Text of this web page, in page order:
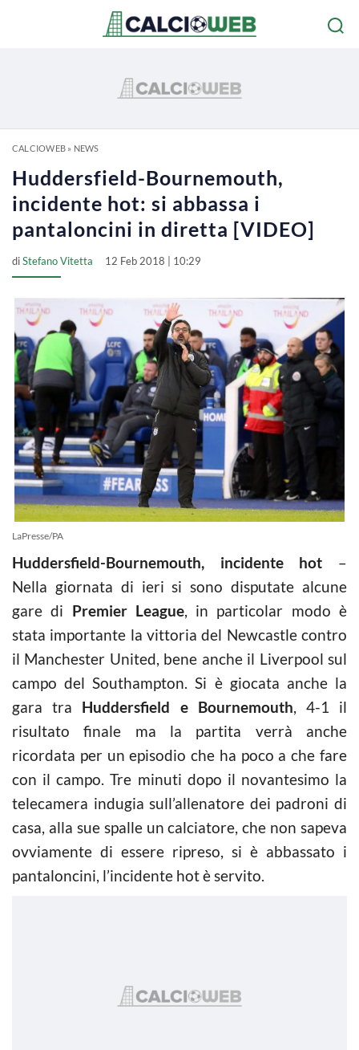
CALCIOWEB» NEWS
Huddersfield-Bournemouth,
incidente hot: si abbassa i
pantaloncini in diretta [VIDEO]
diStefano Vitetta 12 Feb 2018 | 10:29
LaPresse/PA
Huddersfield-Bournemouth, incidente hot –
Nella giornata di ieri si sono disputate alcune
gare di Premier League, in particolar modo è
stata importante la vittoria del Newcastle contro
il Manchester United, bene anche il Liverpool sul
campo del Southampton. Si è giocata anche la
gara tra Huddersfield e Bournemouth, 4-1 il
risultato finale ma la partita verrà anche
ricordata per un episodio che ha poco a che fare
con il campo. Tre minuti dopo il novantesimo la
telecamera indugia sull’allenatore dei padroni di
casa, alla sue spalle un calciatore, che non sapeva
ovviamente di essere ripreso, si è abbassato i
pantaloncini, l’incidente hot è servito.